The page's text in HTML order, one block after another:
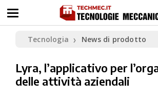
Tecnologia ❯ News di prodotto
Lyra, l’applicativo per
delle attività aziendali